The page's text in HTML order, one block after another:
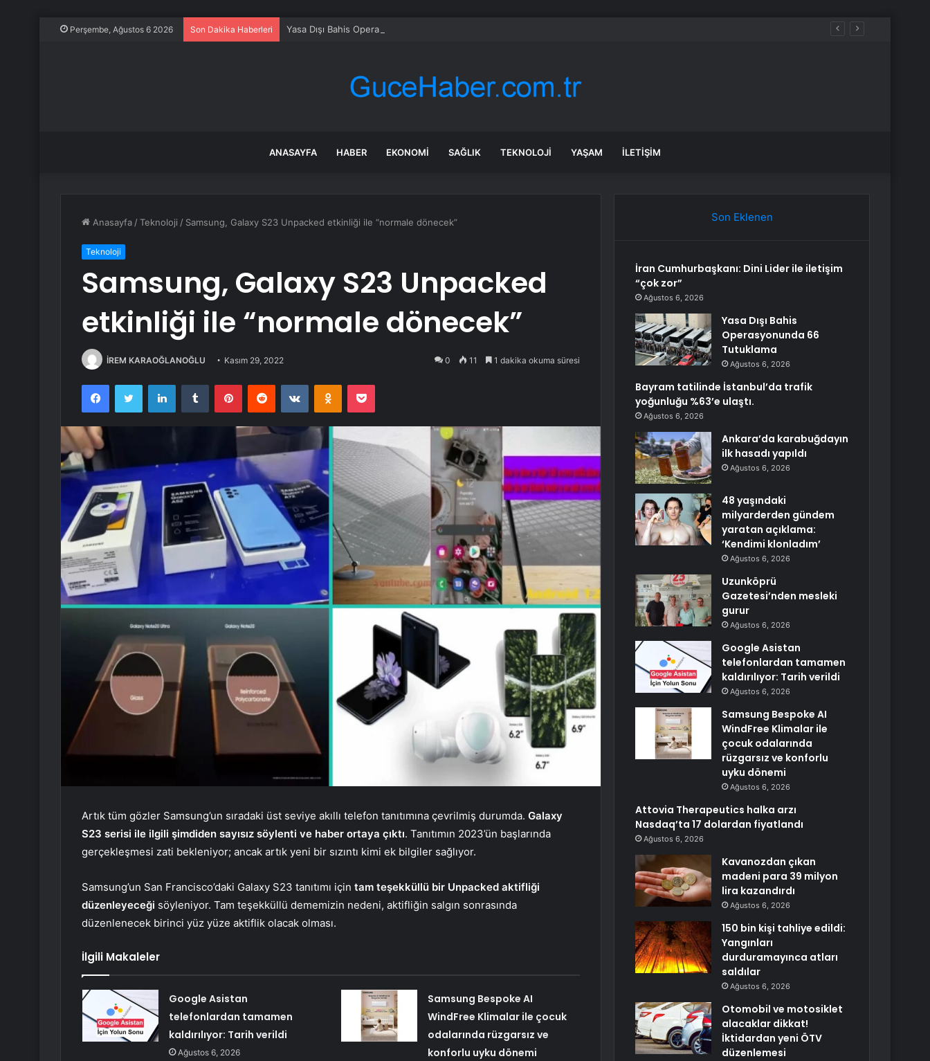
Perşembe, Ağustos 6 2026 Son Dakika Haberleri Yasa Dışı Bahis Operasyonunda 66 Tutuklama
ANASAYFA HABER EKONOMI SAĞLIK TEKNOLOJI YAŞAM İLETIŞIM
Anasayfa /Teknoloji / Samsung, Galaxy S23 Unpacked etkinliği ile “normale dönecek”
Teknoloji
Samsung, Galaxy S23 Unpacked
etkinliği ile “normale dönecek”
İREM KARAOĞLANOĞLU Kasım 29, 2022 0 11 1 dakika okuma süresi
FacebookTwitter LinkedInTumblr PinterestReddit VKontakteOdnoklassniki
Pocket
Artık tüm gözler Samsung’un sıradaki üst seviye akıllı telefon tanıtımına çevrilmiş durumda. Galaxy
S23 serisi ile ilgili şimdiden sayısız söylenti ve haber ortaya çıktı. Tanıtımın 2023’ün başlarında
gerçekleşmesi zati bekleniyor; ancak artık yeni bir sızıntı kimi ek bilgiler sağlıyor.
Samsung’un San Francisco’daki Galaxy S23 tanıtımı için tam teşekküllü bir Unpacked aktifliği
düzenleyeceği söyleniyor. Tam teşekküllü dememizin nedeni, aktifliğin salgın sonrasında
düzenlenecek birinci yüz yüze aktiflik olacak olması.
İlgili Makaleler
Google Asistan
telefonlardan tamamen
kaldırılıyor: Tarih verildi
Ağustos 6, 2026
Samsung Bespoke AI
WindFree Klimalar ile çocuk
odalarında rüzgarsız ve
konforlu uyku dönemi
Son Eklenen
İran Cumhurbaşkanı: Dini Lider ile iletişim
“çok zor”
Ağustos 6, 2026
Yasa Dışı Bahis
Operasyonunda 66
Tutuklama
Ağustos 6, 2026
Bayram tatilinde İstanbul’da trafik
yoğunluğu %63’e ulaştı.
Ağustos 6, 2026
Ankara’da karabuğdayın
ilk hasadı yapıldı
Ağustos 6, 2026
48 yaşındaki
milyarderden gündem
yaratan açıklama:
‘Kendimi klonladım’
Ağustos 6, 2026
Uzunköprü
Gazetesi’nden mesleki
gurur
Ağustos 6, 2026
Google Asistan
telefonlardan tamamen
kaldırılıyor: Tarih verildi
Ağustos 6, 2026
Samsung Bespoke AI
WindFree Klimalar ile
çocuk odalarında
rüzgarsız ve konforlu
uyku dönemi
Ağustos 6, 2026
Attovia Therapeutics halka arzı
Nasdaq’ta 17 dolardan fiyatlandı
Ağustos 6, 2026
Kavanozdan çıkan
madeni para 39 milyon
lira kazandırdı
Ağustos 6, 2026
150 bin kişi tahliye edildi:
Yangınları
durduramayınca atları
saldılar
Ağustos 6, 2026
Otomobil ve motosiklet
alacaklar dikkat!
İktidardan yeni ÖTV
düzenlemesi